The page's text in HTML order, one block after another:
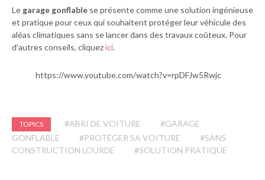
Le garage gonflable se présente comme une solution ingénieuse
et pratique pour ceux qui souhaitent protéger leur véhicule des
aléas climatiques sans se lancer dans des travaux coûteux. Pour
d’autres conseils, cliquezici.
https://www.youtube.com/watch?v=rpDFJw5Rwjc
TOPICS #ABRI DE VOITURE
#GARAGE
GONFLABLE
#PROTÉGER SA VOITURE
#SANS
CONSTRUCTION LOURDE
#SOLUTION PRATIQUE